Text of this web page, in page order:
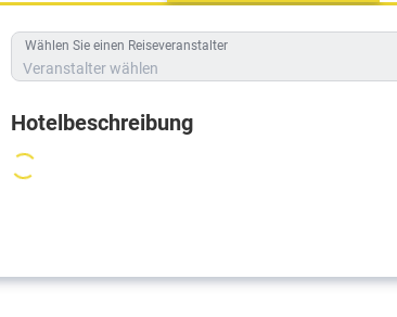
Hotelbeschreibung
Wählen Sie einen Reiseveranstalter
Veranstalter wählen
Hotelbeschreibung